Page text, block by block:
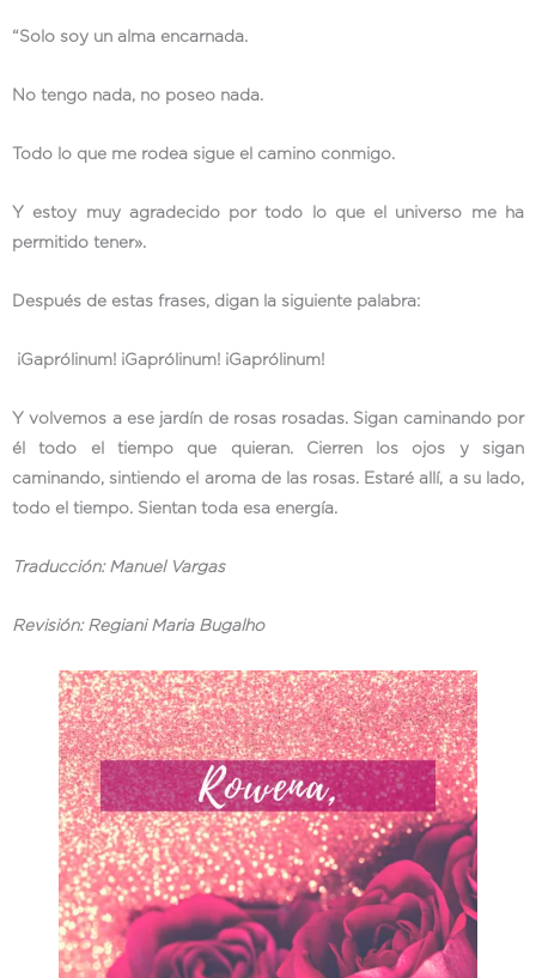
“Solo soy un alma encarnada.
No tengo nada, no poseo nada.
Todo lo que me rodea sigue el camino conmigo.
Y estoy muy agradecido por todo lo que el universo me ha
permitido tener».
Después de estas frases, digan la siguiente palabra:
¡Gaprólinum! ¡Gaprólinum! ¡Gaprólinum!
Y volvemos a ese jardín de rosas rosadas. Sigan caminando por
él todo el tiempo que quieran. Cierren los ojos y sigan
caminando, sintiendo el aroma de las rosas. Estaré allí, a su lado,
todo el tiempo. Sientan toda esa energía.
Traducción: Manuel Vargas
Revisión: Regiani Maria Bugalho